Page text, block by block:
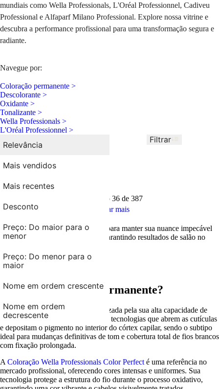
mundiais como Wella Professionals, L'Oréal Professionnel, Cadiveu
Professional e Alfaparf Milano Professional. Explore nossa vitrine e
descubra a performance profissional para uma transformação segura e
radiante.
Navegue por:
Coloração permanente >
Descolorante >
Oxidante >
Tonalizante >
Wella Professionals >
L'Oréal Professionnel >
Ordenar por
Relevância
Mais vendidos
Mais recentes
Desconto
Preço: Do maior para o
menor
Preço: Do menor para o
maior
Nome em ordem crescente
Nome em ordem
decrescente
Filtrar
Mostrando 36 de 387
Mostrar mais
Encontre a cor ideal e os produtos para manter sua nuance impecável
dos seus fios na AMOBELEZA, garantindo resultados de salão no
Tipos de Colorações
O que é Coloração Permanente?
A coloração permanente é caracterizada pela sua alta capacidade de
cobertura e durabilidade. Ela utiliza tecnologias que abrem as cutículas
e depositam o pigmento no interior do córtex capilar, sendo o subtipo
ideal para mudanças definitivas de tom e cobertura total de fios brancos
com fixação prolongada.
AColoração Wella Professionals Color Perfecté uma referência no
mercado profissional, oferecendo cores intensas e uniformes. Sua
tecnologia protege a estrutura do fio durante o processo oxidativo,